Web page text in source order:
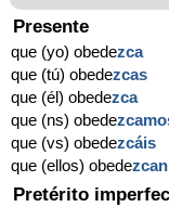
Presente
que (yo) obedezca
que (tú) obedezcas
que (él) obedezca
que (ns) obede
que (vs) obedezcáis
que (ellos) obedezcan
Pretérito